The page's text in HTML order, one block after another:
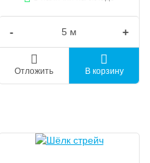
- +
Отложить В корзину